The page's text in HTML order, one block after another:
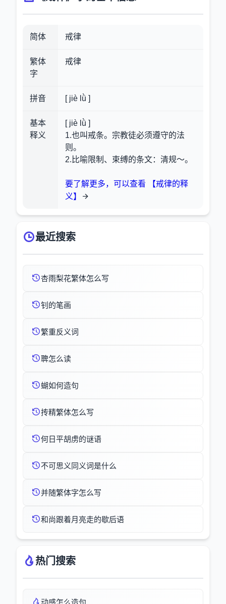
简体 戒律
繁体
字
戒律
拼音 [ jiè lǜ ]
基本
释义
[ jiè lǜ ]
1.也叫戒条。宗教徒必须遵守的法
则。
2.比喻限制、束缚的条文：清规～。
要了解更多，可以查看 【戒律的释
义】
最近搜索
杏雨梨花繁体怎么写
钊的笔画
繁重反义词
聛怎么读
蝴如何造句
抟精繁体怎么写
何日平胡虏的谜语
不可思义同义词是什么
并随繁体字怎么写
和尚跟着月亮走的歇后语
热门搜索
动感怎么造句